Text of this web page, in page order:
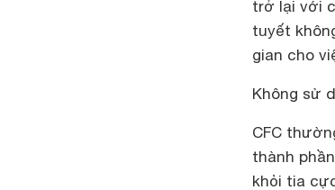
trở lại với
tuyết
gian cho
Không sử
CFC
thành
khỏi tia